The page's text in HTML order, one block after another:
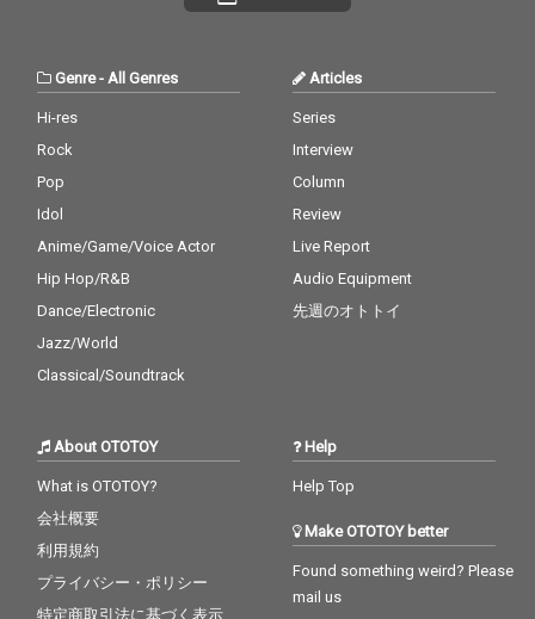
Genre- All Genres
Hi-res
Rock
Pop
Idol
Anime/Game/Voice Actor
Hip Hop/R&B
Dance/Electronic
Jazz/World
Classical/Soundtrack
Articles
Series
Interview
Column
Review
Live Report
Audio Equipment
先週のオトトイ
About OTOTOY
What is OTOTOY?
会社概要
利用規約
プライバシー・ポリシー
特定商取引法に基づく表示
Help
Help Top
Make OTOTOY better
Found something weird? Please
mail us